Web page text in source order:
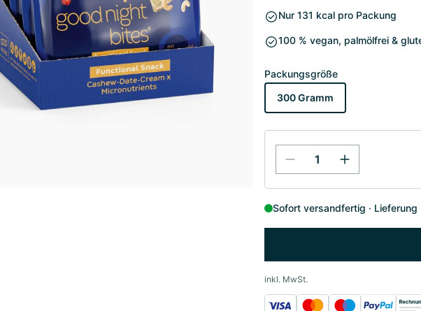
Nur 131 kcal pro Packung
100 % vegan, palmölfrei &
Packungsgröße
300 Gramm
Sofort versandfertig
inkl. MwSt.